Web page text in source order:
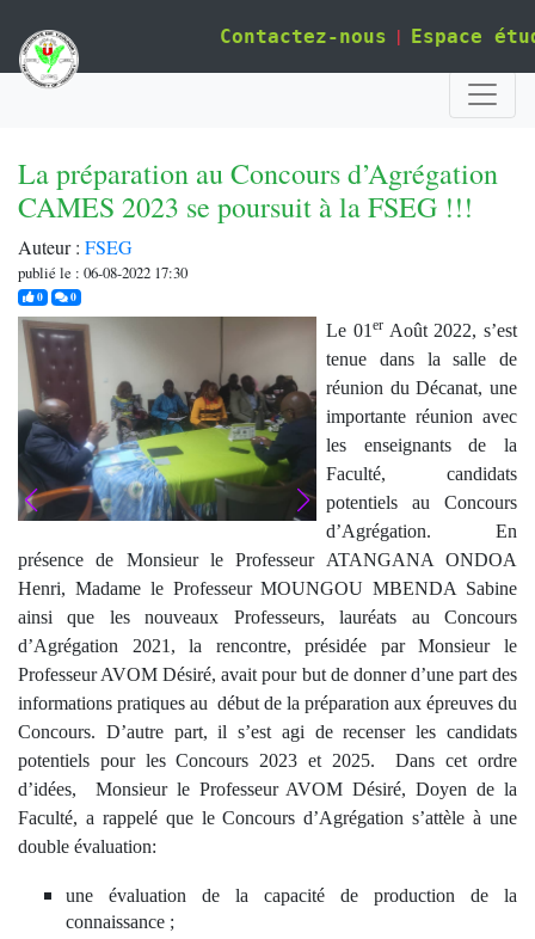
Contactez-nous | Espace
La préparation au Concours d’Agrégation
CAMES 2023 se poursuit à la FSEG !!!
Auteur : FSEG
publié le : 06-08-2022 17:30
0j'aime0commentaires
Le 01 erAoût 2022, s’est
tenue dans la salle de
réunion du Décanat, une
importante réunion avec
les enseignants de la
Faculté, candidats
potentiels au Concours
d’Agrégation. En
présence de Monsieur le Professeur ATANGANA ONDOA
Henri, Madame le Professeur MOUNGOU MBENDA Sabine
ainsi que les nouveaux Professeurs, lauréats au Concours
d’Agrégation 2021, la rencontre, présidée par Monsieur le
Professeur AVOM Désiré, avait pour but de donner d’une part des
informations pratiques au début de la préparation aux épreuves du
Concours. D’autre part, il s’est agi de recenser les candidats
potentiels pour les Concours 2023 et 2025. Dans cet ordre
d’idées, Monsieur le Professeur AVOM Désiré, Doyen de la
Faculté, a rappelé que le Concours d’Agrégation s’attèle à une
double évaluation:
une évaluation de la capacité de production de la
connaissance ;